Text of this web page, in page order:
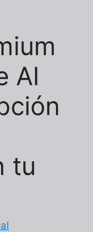
AI
tu